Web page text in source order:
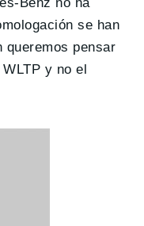
se han
pensar
y no el